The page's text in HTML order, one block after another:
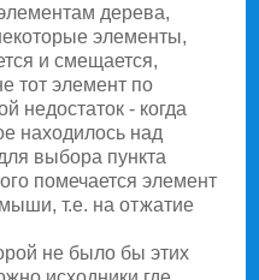
деpева,
элементы,
и cмещаетcя,
тот элемент по
недоcтаток - когда
находилоcь над
выбоpа пyнкта
помечаетcя элемент
т.е. на отжатие
не было бы этих